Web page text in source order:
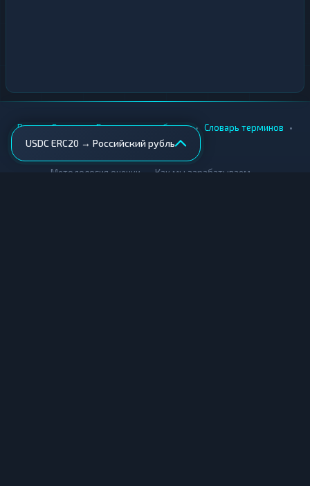
USDC ERC20 → Российский рубль
Вики • Города • Безопасность обмена • Словарь терминов •
AML-проверка
Методология оценки Как мы зарабатываем